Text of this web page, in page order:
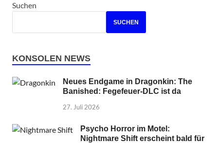
Suchen
SUCHEN
KONSOLEN NEWS
Neues Endgame in Dragonkin: The
Banished: Fegefeuer-DLC ist da
27. Juli 2026
Psycho Horror im Motel:
Nightmare Shift erscheint bald für